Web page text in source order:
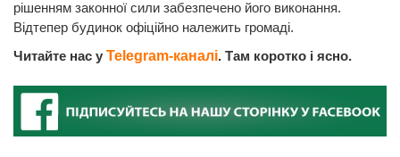
рішенням законної сили забезпечено його виконання.
Відтепер будинок офіційно належить громаді.
Читайте нас у Telegram-каналі. Там коротко і ясно.